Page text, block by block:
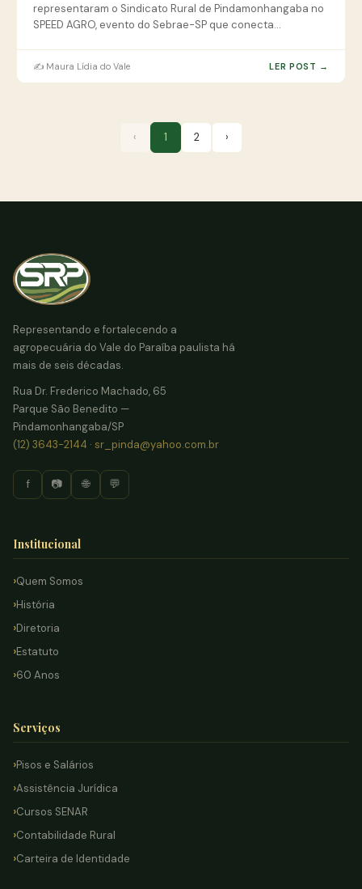
representaram o Sindicato Rural de Pindamonhangaba no
SPEED AGRO, evento do Sebrae-SP que conecta
✍️ Maura Lídia do Vale LER POST →
‹ 1 2 ›
Representando e fortalecendo a
agropecuária do Vale do Paraíba paulista há
mais de seis décadas.
Rua Dr. Frederico Machado, 65
Parque São Benedito —
Pindamonhangaba/SP
(12) 3643-2144 · sr_pinda@yahoo.com.br
f 📷 🌐 💬
Institucional
Quem Somos
História
Diretoria
Estatuto
60 Anos
Serviços
Pisos e Salários
Assistência Jurídica
Cursos SENAR
Contabilidade Rural
Carteira de Identidade